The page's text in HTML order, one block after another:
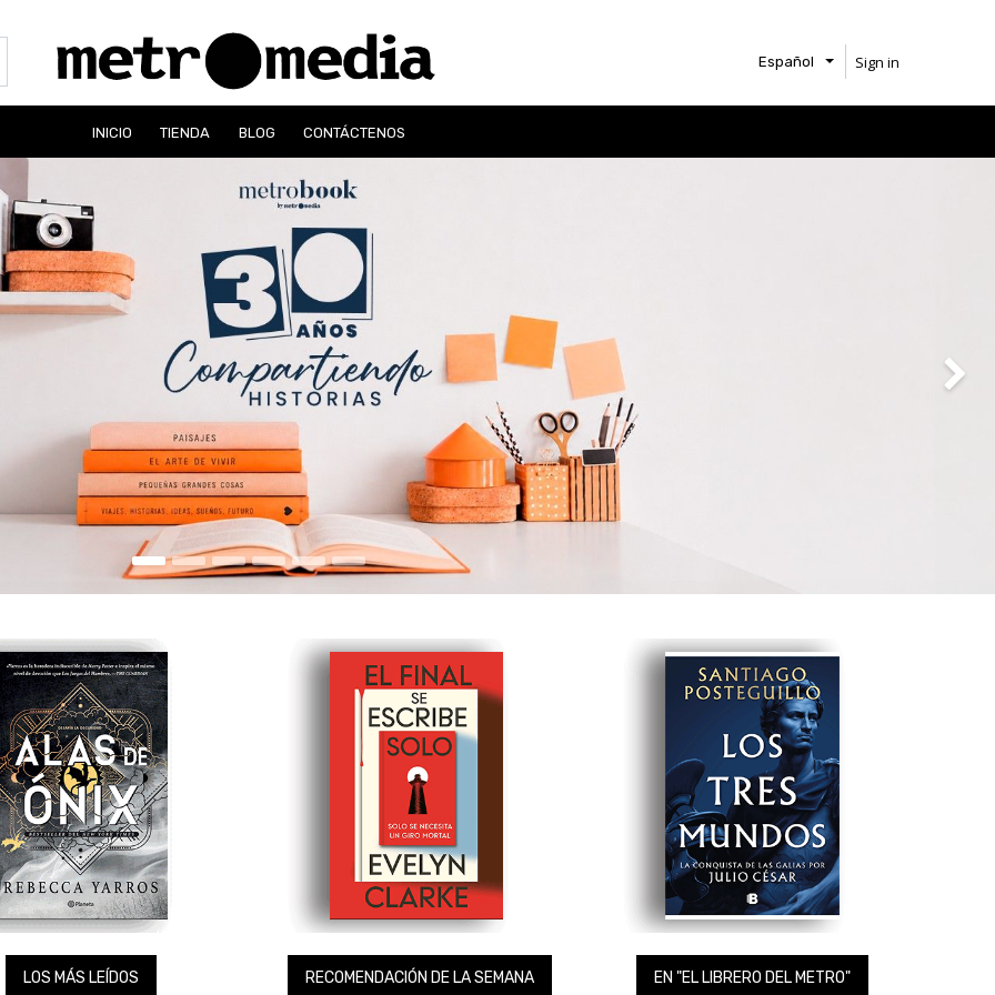
Español Sign in
INICIO TIENDA BLOG CONTÁCTENOS
Next
LOS MÁS LEÍDOS RECOMENDACIÓN DE LA SEMANA EN "EL LIBRERO DEL METRO"